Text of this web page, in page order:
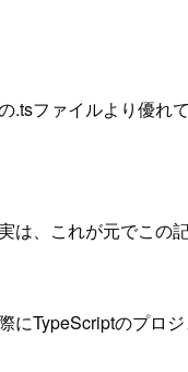
ファイルより優れ
、これが元でこの
TypeScriptのプロ